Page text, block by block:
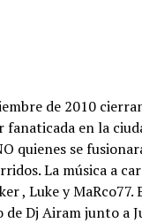
de 2010
fanaticada en la
quienes se
La música a
, Luke y
de Dj Airam junto a